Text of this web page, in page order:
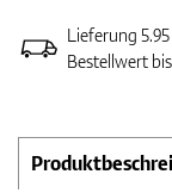
Lieferung
Bestellwert